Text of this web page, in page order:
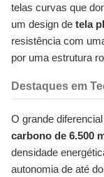
telas curvas que
um design de tela
resistência com
por uma estrutura
Destaques em
O grande
carbono de 6.500
densidade
autonomia de até